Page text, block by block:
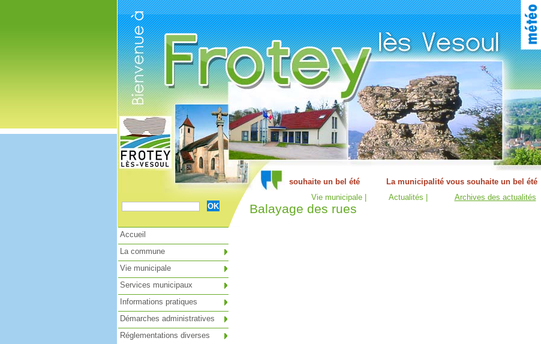
Vie municipale | Actualités | Archives des actualités
Balayage des rues
Accueil
La commune
Vie municipale
Services municipaux
Informations pratiques
Démarches administratives
Réglementations diverses